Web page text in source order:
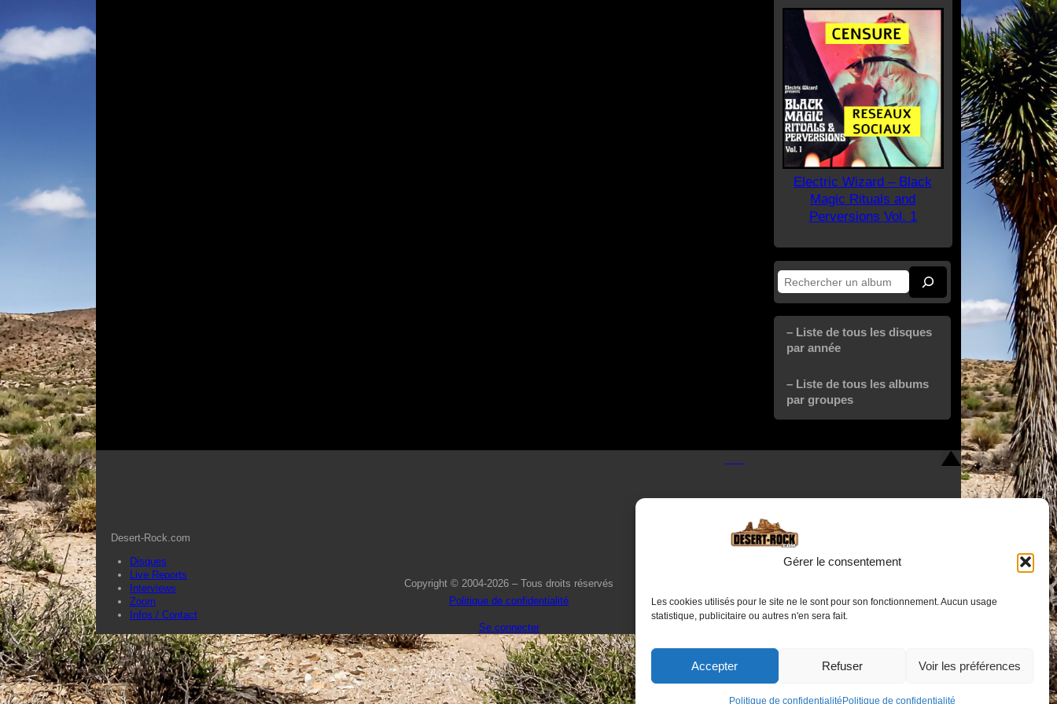
Gérer le consentement
Les cookies utilisés pour le site ne le sont pour son fonctionnement. Aucun usage
statistique, publicitaire ou autres n'en sera fait.
Accepter Refuser Voir les préférences
Politique de confidentialité Politique de confidentialité
Electric Wizard – Black
Magic Rituals and
Perversions Vol. 1
Rechercher
– Liste de tous les disques
par année
– Liste de tous les albums
par groupes
Desert-Rock.com
Disques
Live Reports
Interviews
Zoom
Infos / Contact
Copyright © 2004-2026 – Tous droits réservés
Politique de confidentialité
Se connecter
Nous contacter